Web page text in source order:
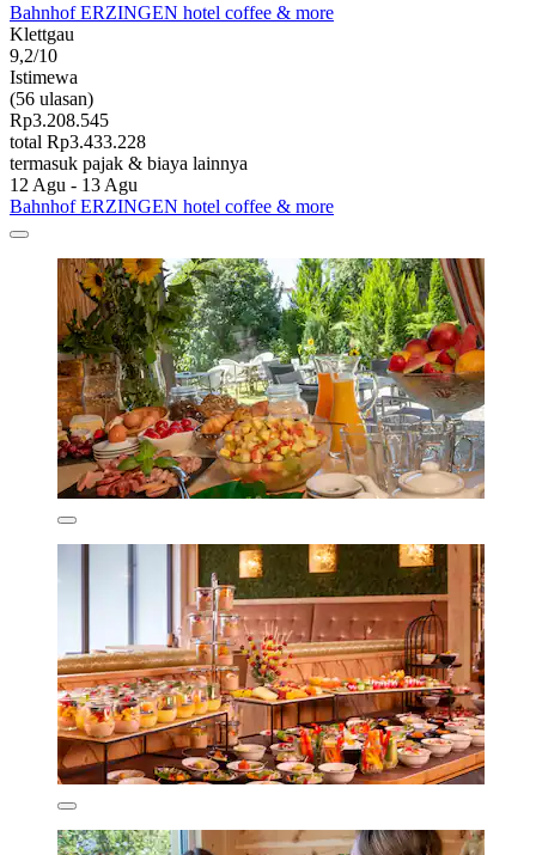
Bahnhof ERZINGEN hotel coffee & more
Klettgau
9,2/10
Istimewa
(56 ulasan)
Rp3.208.545
total Rp3.433.228
termasuk pajak & biaya lainnya
12 Agu - 13 Agu
Bahnhof ERZINGEN hotel coffee & more